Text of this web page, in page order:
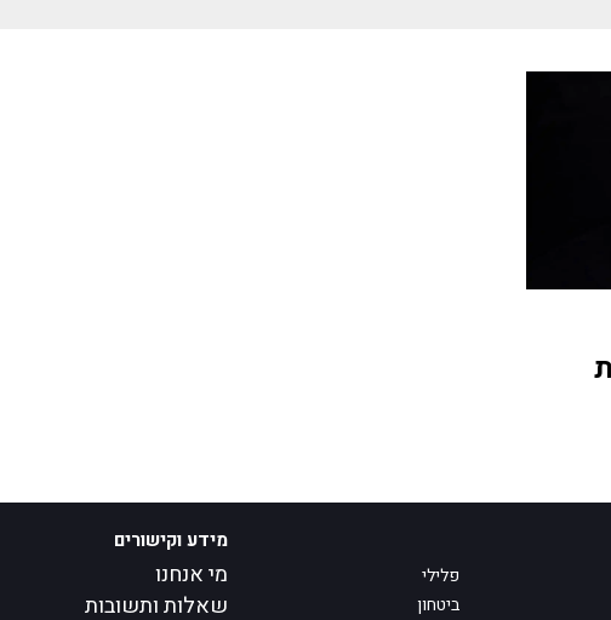
פלילי
ביטחון
מידע וקישורים
מי אנחנו
שאלות ותשובות